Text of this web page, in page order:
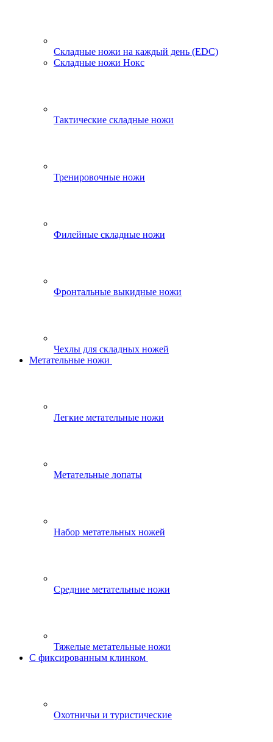
Складные ножи на каждый день (EDC)
Складные ножи Нокс
Тактические складные ножи
Тренировочные ножи
Филейные складные ножи
Фронтальные выкидные ножи
Чехлы для складных ножей
Метательные ножи
Легкие метательные ножи
Метательные лопаты
Набор метательных ножей
Средние метательные ножи
Тяжелые метательные ножи
С фиксированным клинком
Охотничьи и туристические